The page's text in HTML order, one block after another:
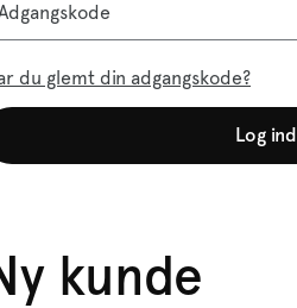
du glemt din adgangskode?
Log ind
kunde